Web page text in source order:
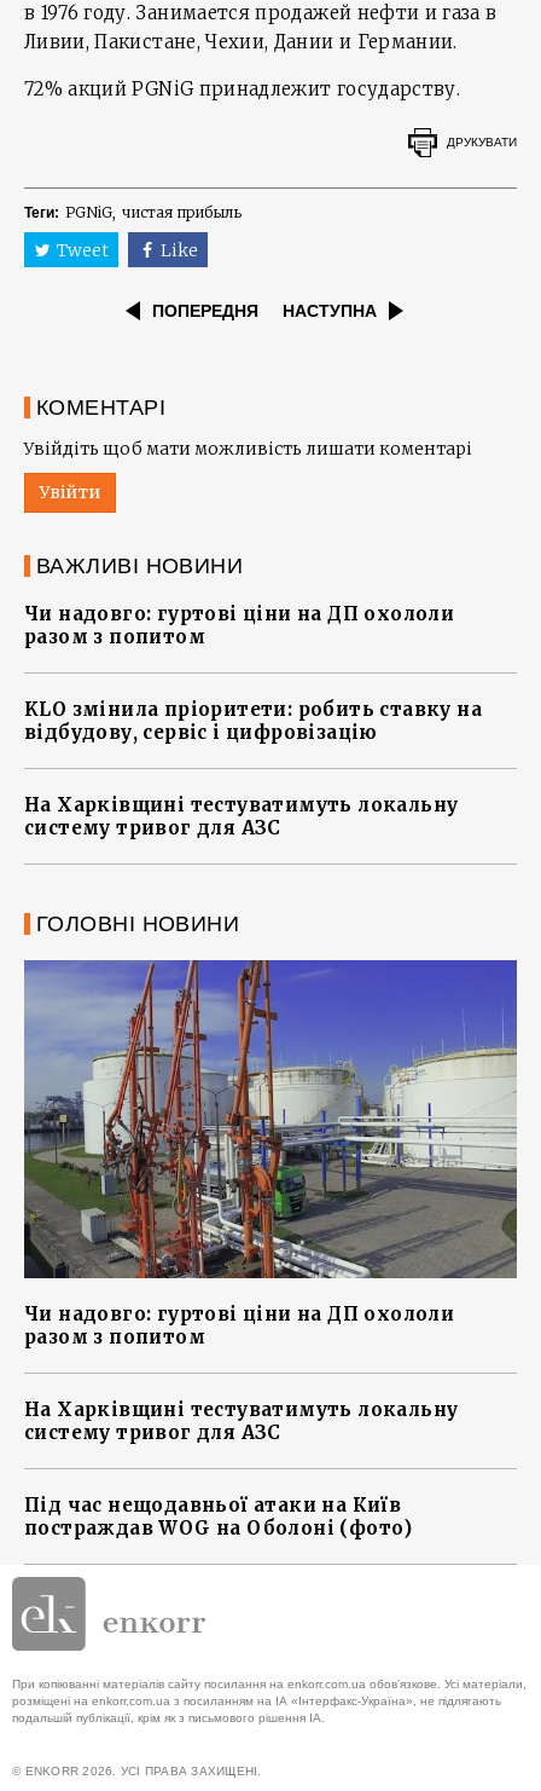
в 1976 году. Занимается продажей нефти и газа в
Ливии, Пакистане, Чехии, Дании и Германии.
72% акций PGNiG принадлежит государству.
ДРУКУВАТИ
Теги: PGNiG чистая прибыль
Tweet Like
ПОПЕРЕДНЯ НАСТУПНА
КОМЕНТАРІ
Увійдіть щоб мати можливість лишати коментарі
Увійти
ВАЖЛИВІ НОВИНИ
Чи надовго: гуртові ціни на ДП охололи
разом з попитом
KLO змінила пріоритети: робить ставку на
відбудову, сервіс і цифровізацію
На Харківщині тестуватимуть локальну
систему тривог для АЗС
ГОЛОВНІ НОВИНИ
Чи надовго: гуртові ціни на ДП охололи
разом з попитом
На Харківщині тестуватимуть локальну
систему тривог для АЗС
Під час нещодавньої атаки на Київ
постраждав WOG на Оболоні (фото)
При копіюванні матеріалів сайту посилання на enkorr.com.ua обов'язкове. Усі матеріали,
розміщені на enkorr.com.ua з посиланням на ІА «Інтерфакс-Україна», не підлягають
подальшій публікації, крім як з письмового рішення ІА.
© ENKORR 2026. УСІ ПРАВА ЗАХИЩЕНІ.